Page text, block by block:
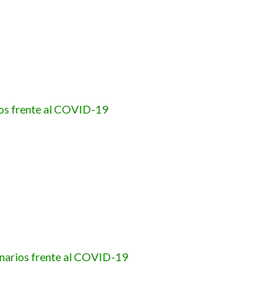
frente al COVID-19
frente al COVID-19